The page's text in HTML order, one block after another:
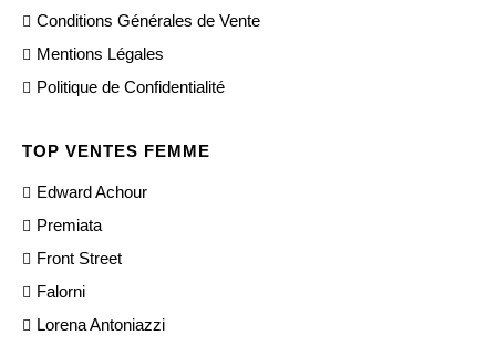
Conditions Générales de Vente
Mentions Légales
Politique de Confidentialité
TOP VENTES FEMME
Edward Achour
Premiata
Front Street
Falorni
Lorena Antoniazzi